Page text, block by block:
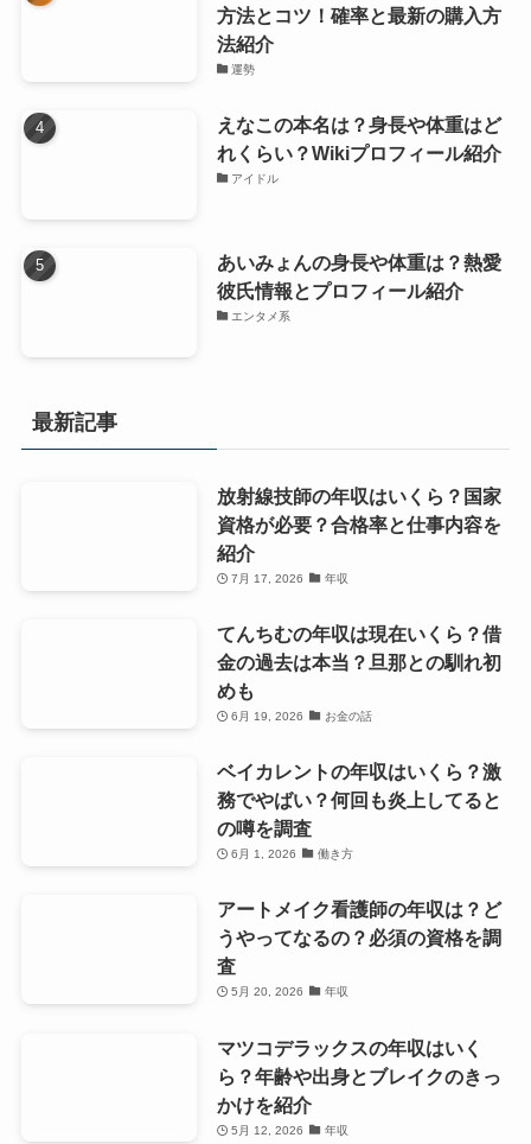
方法とコツ！確率と最新の購入方
法紹介
運勢
えなこの本名は？身長や体重はど
れくらい？Wikiプロフィール紹介
アイドル
あいみょんの身長や体重は？熱愛
彼氏情報とプロフィール紹介
エンタメ系
最新記事
放射線技師の年収はいくら？国家
資格が必要？合格率と仕事内容を
紹介
7月 17, 2026 年収
てんちむの年収は現在いくら？借
金の過去は本当？旦那との馴れ初
めも
6月 19, 2026 お金の話
ベイカレントの年収はいくら？激
務でやばい？何回も炎上してると
の噂を調査
6月 1, 2026 働き方
アートメイク看護師の年収は？ど
うやってなるの？必須の資格を調
査
5月 20, 2026 年収
マツコデラックスの年収はいく
ら？年齢や出身とブレイクのきっ
かけを紹介
5月 12, 2026 年収